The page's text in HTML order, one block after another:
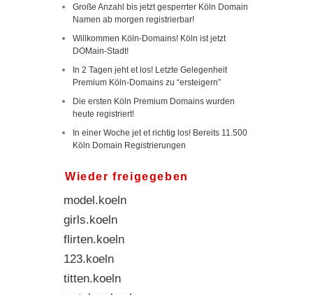
Große Anzahl bis jetzt gesperrter Köln Domain
Namen ab morgen registrierbar!
Willkommen Köln-Domains! Köln ist jetzt
DOMain-Stadt!
In 2 Tagen jeht et los! Letzte Gelegenheit
Premium Köln-Domains zu “ersteigern”
Die ersten Köln Premium Domains wurden
heute registriert!
In einer Woche jet et richtig los! Bereits 11.500
Köln Domain Registrierungen
Wieder freigegeben
model.koeln
girls.koeln
flirten.koeln
123.koeln
titten.koeln